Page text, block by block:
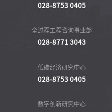
028-8753 0405
全过程工程咨询事业部
028-8771 3043
低碳经济研究中心
028-8753 0405
数字创新研究中心